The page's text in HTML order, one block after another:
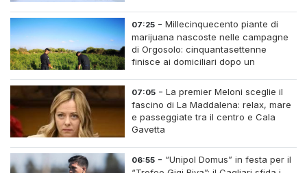
07:25 -Millecinquecento piante di
marijuana nascoste nelle campagne
di Orgosolo: cinquantasettenne
finisce ai domiciliari dopo un
07:05 -La premier Meloni sceglie il
fascino di La Maddalena: relax, mare
e passeggiate tra il centro e Cala
Gavetta
06:55 - “Unipol Domus” in festa per il